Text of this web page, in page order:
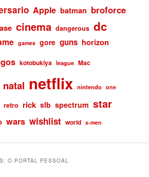
Apple batman broforce
cinema dangerous dc
games gore guns horizon
kotobukiya league Mac
natal netflix nintendo one
retro rick slb spectrum star
wars wishlist world x-men
O PORTAL PESSOAL